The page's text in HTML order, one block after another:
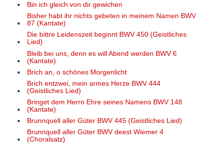
Bin ich gleich von dir gewichen
Bisher habt ihr nichts gebeten in meinem Namen BWV
87 (Kantate)
Die bittre Leidenszeit beginnt BWV 450 (Geistliches
Lied)
Bleib bei uns, denn es will Abend werden BWV 6
(Kantate)
Brich an, o schönes Morgenlicht
Brich entzwei, mein armes Herze BWV 444
(Geistliches Lied)
Bringet dem Herrn Ehre seines Namens BWV 148
(Kantate)
Brunnquell aller Güter BWV 445 (Geistliches Lied)
Brunnquell aller Güter BWV deest Wiemer 4
(Choralsatz)